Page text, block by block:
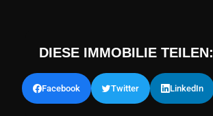
DIESE IMMOBILIE TEILEN:
Facebook Twitter LinkedIn